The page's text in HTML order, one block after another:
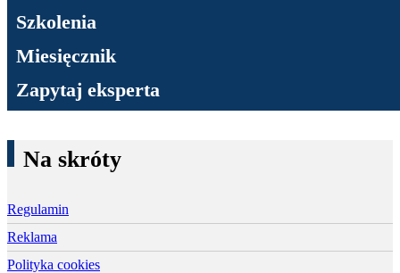
Szkolenia
Miesięcznik
Zapytaj eksperta
Na skróty
Regulamin
Reklama
Polityka cookies